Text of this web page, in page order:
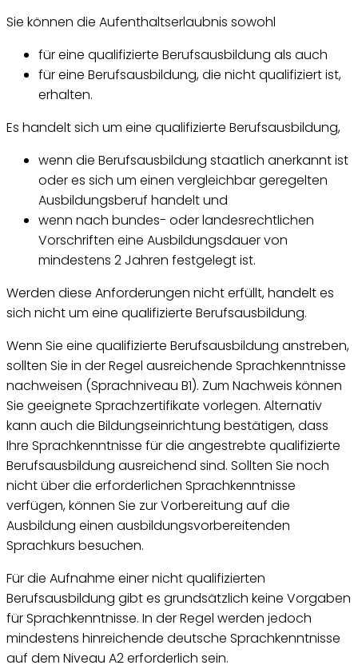
Sie können die Aufenthaltserlaubnis sowohl
für eine qualifizierte Berufsausbildung als auch
für eine Berufsausbildung, die nicht qualifiziert ist,
erhalten.
Es handelt sich um eine qualifizierte Berufsausbildung,
wenn die Berufsausbildung staatlich anerkannt ist
oder es sich um einen vergleichbar geregelten
Ausbildungsberuf handelt und
wenn nach bundes- oder landesrechtlichen
Vorschriften eine Ausbildungsdauer von
mindestens 2 Jahren festgelegt ist.
Werden diese Anforderungen nicht erfüllt, handelt es
sich nicht um eine qualifizierte Berufsausbildung.
Wenn Sie eine qualifizierte Berufsausbildung anstreben,
sollten Sie in der Regel ausreichende Sprachkenntnisse
nachweisen (Sprachniveau B1). Zum Nachweis können
Sie geeignete Sprachzertifikate vorlegen. Alternativ
kann auch die Bildungseinrichtung bestätigen, dass
Ihre Sprachkenntnisse für die angestrebte qualifizierte
Berufsausbildung ausreichend sind. Sollten Sie noch
nicht über die erforderlichen Sprachkenntnisse
verfügen, können Sie zur Vorbereitung auf die
Ausbildung einen ausbildungsvorbereitenden
Sprachkurs besuchen.
Für die Aufnahme einer nicht qualifizierten
Berufsausbildung gibt es grundsätzlich keine Vorgaben
für Sprachkenntnisse. In der Regel werden jedoch
mindestens hinreichende deutsche Sprachkenntnisse
auf dem Niveau A2 erforderlich sein.